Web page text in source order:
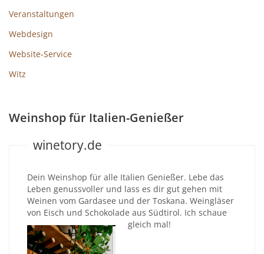
Veranstaltungen
Webdesign
Website-Service
Witz
Weinshop für Italien-Genießer
winetory.de
Dein Weinshop für alle Italien Genießer. Lebe das
Leben genussvoller und lass es dir gut gehen mit
Weinen vom Gardasee und der Toskana. Weingläser
von Eisch und Schokolade aus Südtirol. Ich schaue
gleich mal!